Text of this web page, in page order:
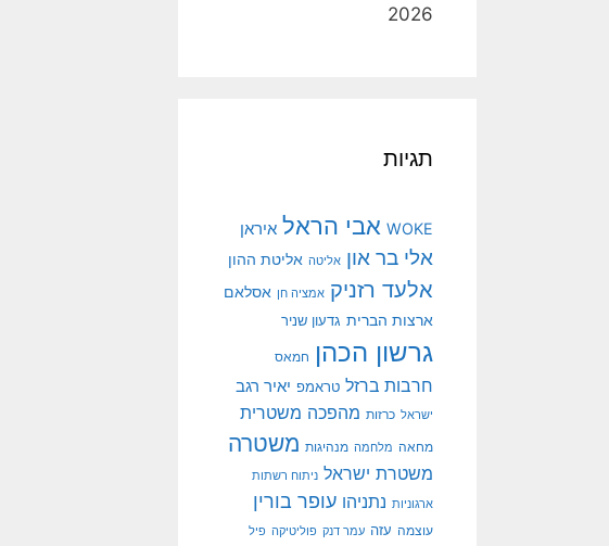
2026
תגיות
WOKE אבי הראל איראן
אלי בר און אליטה אליטת ההון
אלעד רזניק אמציה חן אסלאם
ארצות הברית גדעון שניר
גרשון הכהן חמאס
חרבות ברזל טראמפ יאיר רגב
ישראל כרזות מהפכה משטרית
מחאה מלחמה מנהיגות משטרה
משטרת ישראל ניתוח רשתות
ארגוניות נתניהו עופר בורין
עוצמה עזה עמר דנק פוליטיקה פיל